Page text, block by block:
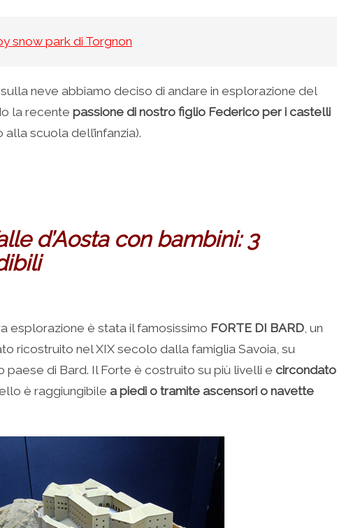
snow park di Torgnon
neve abbiamo deciso di andare in esplorazione del
la recente passione di nostro figlio Federico per i castelli
alla scuola dell’infanzia).
d’Aosta con bambini: 3
esplorazione è stata il famosissimo FORTE DI BARD , un
ricostruito nel XIX secolo dalla famiglia Savoia, su
paese di Bard. Il Forte è costruito su più livelli e circondato
è raggiungibile a piedi o tramite ascensori o navette